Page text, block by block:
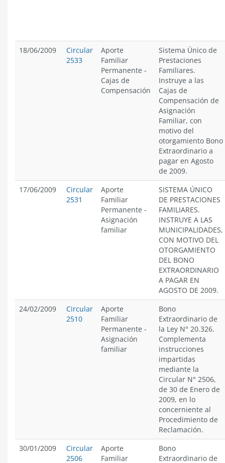
18/06/2009
Circular
2533
Aporte
Familiar
Permanente -
Cajas de
Compensación
Sistema Único de
Prestaciones
Familiares.
Instruye a las
Cajas de
Compensación de
Asignación
Familiar, con
motivo del
otorgamiento Bono
Extraordinario a
pagar en Agosto
de 2009.
17/06/2009
Circular
2531
Aporte
Familiar
Permanente -
Asignación
familiar
SISTEMA ÚNICO
DE PRESTACIONES
FAMILIARES.
INSTRUYE A LAS
MUNICIPALIDADES,
CON MOTIVO DEL
OTORGAMIENTO
DEL BONO
EXTRAORDINARIO
A PAGAR EN
AGOSTO DE 2009.
24/02/2009
Circular
2510
Aporte
Familiar
Permanente -
Asignación
familiar
Bono
Extraordinario de
la Ley N° 20.326.
Complementa
instrucciones
impartidas
mediante la
Circular N° 2506,
de 30 de Enero de
2009, en lo
concerniente al
Procedimiento de
Reclamación.
30/01/2009
Circular
2506
Aporte
Familiar
Bono
Extraordinario de